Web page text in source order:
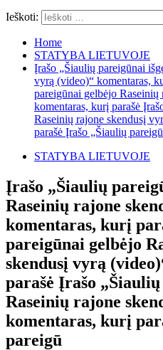
Ieškoti:
Home
STATYBA LIETUVOJE
Įrašo „Šiaulių pareigūnai
vyrą (video)“ komentaras,
pareigūnai gelbėjo
komentaras, kurį parašė
Raseinių rajone skendusį
parašė Įrašo „Šiaulių pareigū
STATYBA LIETUVOJE
Įrašo „Šiaulių
Raseinių rajone
komentaras, kurį
pareigūnai gelbėjo
skendusį vyrą
parašė Įrašo
Raseinių rajone
komentaras, kurį
pareigū